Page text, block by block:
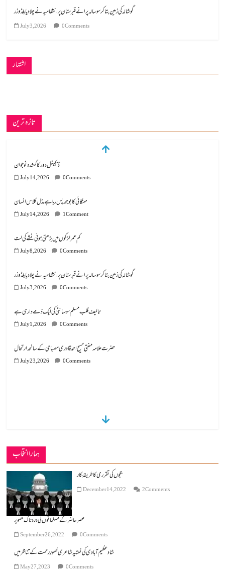
گوشالہ کی زمین بتا کر سوسالہ پرانے قبرستان پر انتظامیہ نے چلا دیا بلڈوزر
July 3, 2026 0 Comments
اشتہار
تازہ ترین
مہنگائی کا بوجھ پس رہا ہے مڈل کلاس انسان
July 14, 2026 1 Comment
کم عمر لڑکوں میں بڑھتی ہوئی نشے کی لت
July 8, 2026 0 Comments
گوشالہ کی زمین بتا کر سوسالہ پرانے قبرستان پر انتظامیہ نے چلا دیا بلڈوزر
July 3, 2026 0 Comments
تالیف قلب مسلم سوسائٹی کی ایک ذمے داری ہے
July 1, 2026 0 Comments
July 23, 2026 0 Comments
ڈیجیٹل دور کا گمشدہ نوجوان
July 14, 2026 0 Comments
ہمارا انتخاب
ججوں کی تقرری کا طریقۂ کار
December 14, 2022 2 Comments
عصر حاضر کے مسلمانوں کی دردناک تصویر
September 26, 2022 0 Comments
شاد عظیم آبادی کی نعتیہ شاعری ظہورِ رحمت کے تناظر میں
May 27, 2023 0 Comments